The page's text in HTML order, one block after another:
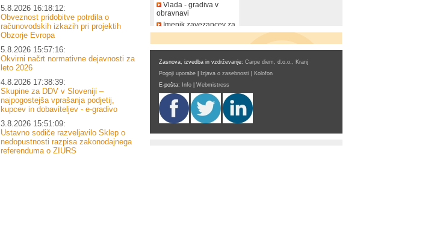
5.8.2026 16:18:12:
Obveznost pridobitve potrdila o
računovodskih izkazih pri projektih
Obzorje Evropa
5.8.2026 15:57:16:
Okvirni načrt normativne dejavnosti za
leto 2026
4.8.2026 17:38:39:
Skupine za DDV v Sloveniji –
najpogostejša vprašanja podjetij,
kupcev in dobaviteljev - e-gradivo
3.8.2026 15:51:09:
Ustavno sodiče razveljavilo Sklep o
nedopustnosti razpisa zakonodajnega
referenduma o ZIURS
Vlada - gradiva v
obravnavi
Imenik zavezancev za
DDV
Zasnova, izvedba in vzdrževanje: Carpe diem, d.o.o., Kranj
Pogoji uporabe
Izjava o zasebnosti
Kolofon
E-pošta:
Info Webmistress